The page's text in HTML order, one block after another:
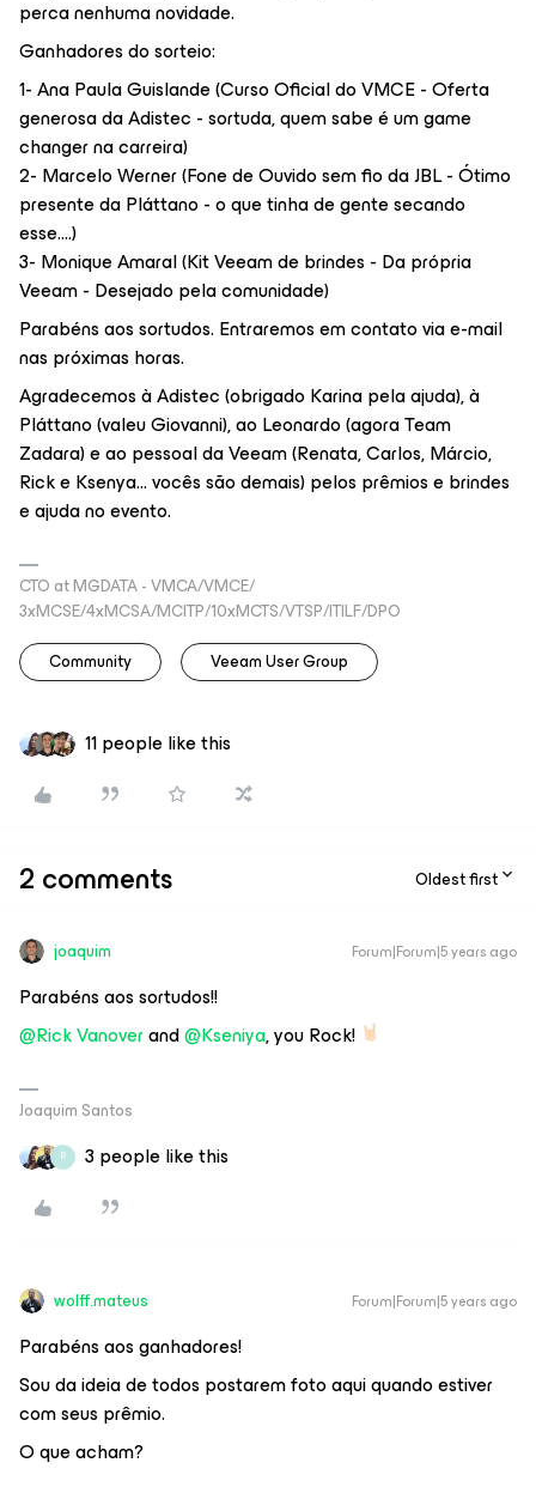
perca nenhuma novidade.
Ganhadores do sorteio:
1- Ana Paula Guislande (Curso Oficial do VMCE - Oferta
generosa da Adistec - sortuda, quem sabe é um game
changer na carreira)
2- Marcelo Werner (Fone de Ouvido sem fio da JBL - Ótimo
presente da Pláttano - o que tinha de gente secando
esse....)
3- Monique Amaral (Kit Veeam de brindes - Da própria
Veeam - Desejado pela comunidade)
Parabéns aos sortudos. Entraremos em contato via e-mail
nas próximas horas.
Agradecemos à Adistec (obrigado Karina pela ajuda), à
Pláttano (valeu Giovanni), ao Leonardo (agora Team
Zadara) e ao pessoal da Veeam (Renata, Carlos, Márcio,
Rick e Ksenya... vocês são demais) pelos prêmios e brindes
e ajuda no evento.
CTO at MGDATA - VMCA/VMCE/
3xMCSE/4xMCSA/MCITP/10xMCTS/VTSP/ITILF/DPO
Community
Veeam User Group
11 people like this
2 comments Oldest first
joaquim Forum|Forum|5 years ago
Parabéns aos sortudos!!
@Rick Vanoverand@Kseniya, you Rock!
Joaquim Santos
R 3 people like this
wolff.mateus Forum|Forum|5 years ago
Parabéns aos ganhadores!
Sou da ideia de todos postarem foto aqui quando estiver
com seus prêmio.
O que acham?